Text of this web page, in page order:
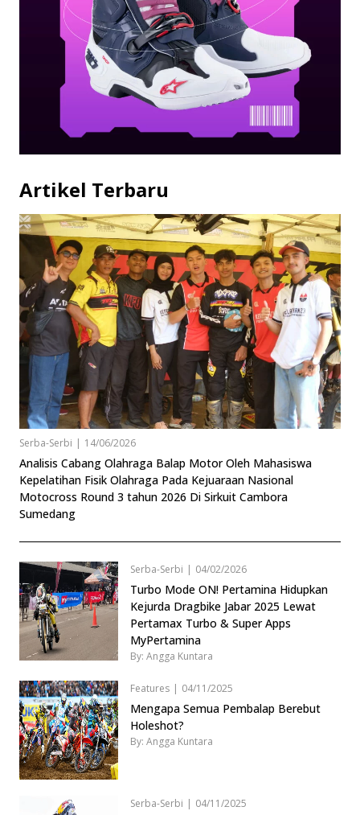
Artikel Terbaru
Serba-Serbi | 14/06/2026
Analisis Cabang Olahraga Balap Motor Oleh Mahasiswa
Kepelatihan Fisik Olahraga Pada Kejuaraan Nasional
Motocross Round 3 tahun 2026 Di Sirkuit Cambora
Sumedang
Serba-Serbi | 04/02/2026
Turbo Mode ON! Pertamina Hidupkan
Kejurda Dragbike Jabar 2025 Lewat
Pertamax Turbo & Super Apps
MyPertamina
By: Angga Kuntara
Features | 04/11/2025
Mengapa Semua Pembalap Berebut
Holeshot?
By: Angga Kuntara
Serba-Serbi | 04/11/2025